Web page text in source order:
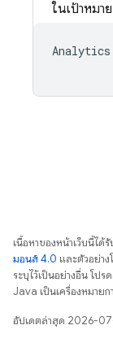
ในเป้าหมา
Analytics
เนื้อหาของหน้าเว็บนี้ได้
มอนส์ 4.0 และตัวอย่า
ระบุไว้เป็นอย่างอื่น โปร
Java เป็นเครื่องหมาย
อัปเดตล่าสุด 2026-